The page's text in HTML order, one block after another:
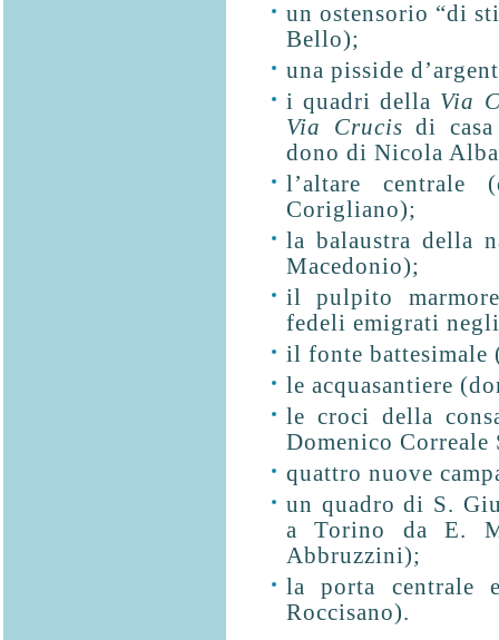
un ostensorio “di
Bello);
una pisside
i quadri della Via
Via Crucisdi
dono di Nicola
l’altare centrale
Corigliano);
la balaustra della
Macedonio);
il pulpito
fedeli emigrati
il fonte battesimale
le acquasantiere
le croci della
Domenico Correale
quattro nuove
un quadro di S.
a Torino da E.
Abbruzzini);
la porta centrale
Roccisano).